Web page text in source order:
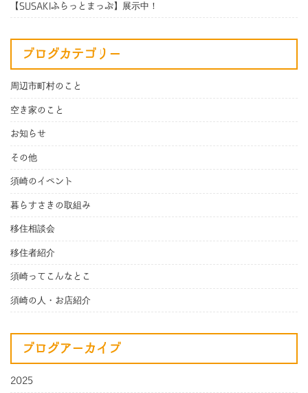
【SUSAKIふらっとまっぷ】展示中！
ブログカテゴリー
周辺市町村のこと
空き家のこと
お知らせ
その他
須崎のイベント
暮らすさきの取組み
移住相談会
移住者紹介
須崎ってこんなとこ
須崎の人・お店紹介
ブログアーカイブ
2025